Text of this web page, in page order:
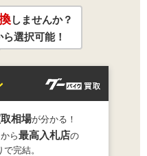
しませんか？
選択可能！
相場が分かる！
ら最高入札店の
完結。